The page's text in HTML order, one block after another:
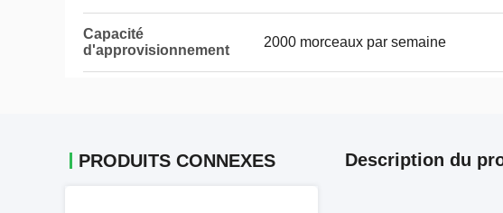
Capacité
d'approvisionnement
2000 morceaux par semaine
PRODUITS CONNEXES Description du